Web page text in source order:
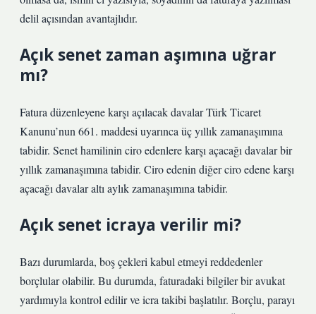
delil açısından avantajlıdır.
Açık senet zaman aşımına uğrar
mı?
Fatura düzenleyene karşı açılacak davalar Türk Ticaret
Kanunu’nun 661. maddesi uyarınca üç yıllık zamanaşımına
tabidir. Senet hamilinin ciro edenlere karşı açacağı davalar bir
yıllık zamanaşımına tabidir. Ciro edenin diğer ciro edene karşı
açacağı davalar altı aylık zamanaşımına tabidir.
Açık senet icraya verilir mi?
Bazı durumlarda, boş çekleri kabul etmeyi reddedenler
borçlular olabilir. Bu durumda, faturadaki bilgiler bir avukat
yardımıyla kontrol edilir ve icra takibi başlatılır. Borçlu, parayı